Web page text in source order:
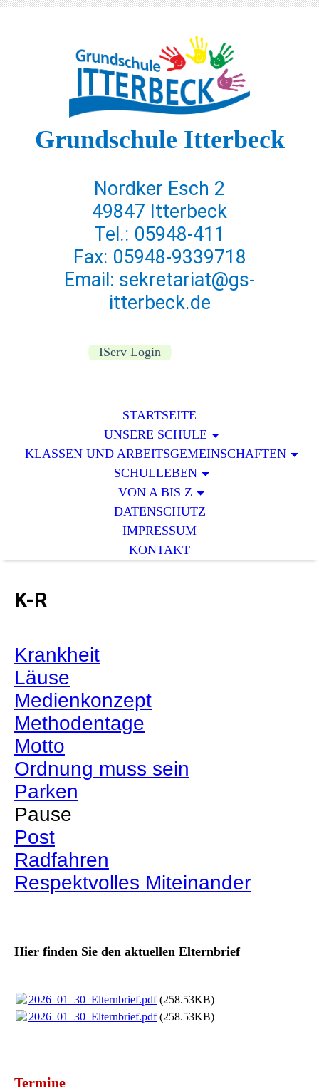
Grundschule Itterbeck
Nordker Esch 2
49847 Itterbeck
Tel.: 05948-411
Fax: 05948-9339718
Email: sekretariat@gs-
itterbeck.de
IServ Login
STARTSEITE
UNSERE SCHULE
KLASSEN UND ARBEITSGEMEINSCHAFTEN
SCHULLEBEN
VON A BIS Z
DATENSCHUTZ
IMPRESSUM
KONTAKT
K-R
Krankheit
Läuse
Medienkonzept
Methodentage
Motto
Ordnung muss sein
Parken
Pause
Post
Radfahren
Respektvolles Miteinander
Hier finden Sie den aktuellen Elternbrief
2026_01_30_Elternbrief.pdf(258.53KB)
2026_01_30_Elternbrief.pdf(258.53KB)
Termine